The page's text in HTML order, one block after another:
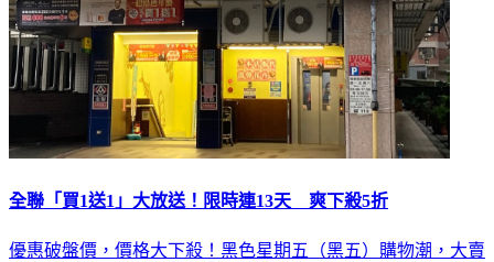
全聯「買1送1」大放送！限時連13天 爽下殺5折
優惠破盤價，價格大下殺！黑色星期五（黑五）購物潮，大賣